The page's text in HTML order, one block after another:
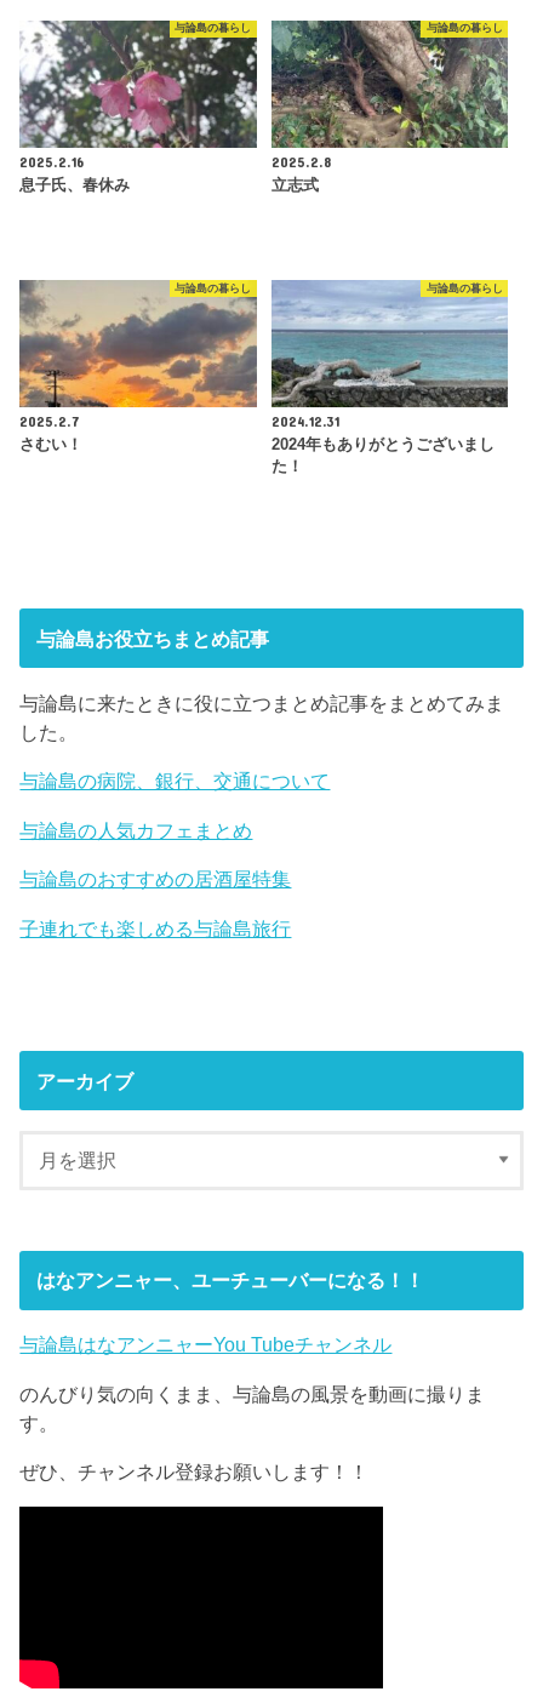
与論島の暮らし
2025.2.16
息子氏、春休み
与論島の暮らし
2025.2.8
立志式
与論島の暮らし
2025.2.7
さむい！
与論島の暮らし
2024.12.31
2024年もありがとうございまし
た！
与論島お役立ちまとめ記事
与論島に来たときに役に立つまとめ記事をまとめてみま
した。
与論島の病院、銀行、交通について
与論島の人気カフェまとめ
与論島のおすすめの居酒屋特集
子連れでも楽しめる与論島旅行
アーカイブ
はなアンニャー、ユーチューバーになる！！
与論島はなアンニャーYou Tubeチャンネル
のんびり気の向くまま、与論島の風景を動画に撮りま
す。
ぜひ、チャンネル登録お願いします！！